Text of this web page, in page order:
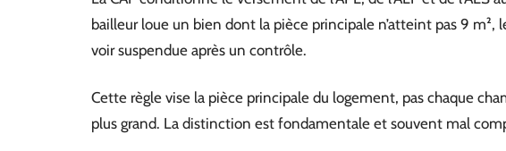
bailleur loue un bien dont la pièce principale n’atteint pas 9 m²,
voir suspendue après un contrôle.
Cette règle vise la pièce principale du logement, pas chaque
plus grand. La distinction est fondamentale et souvent mal